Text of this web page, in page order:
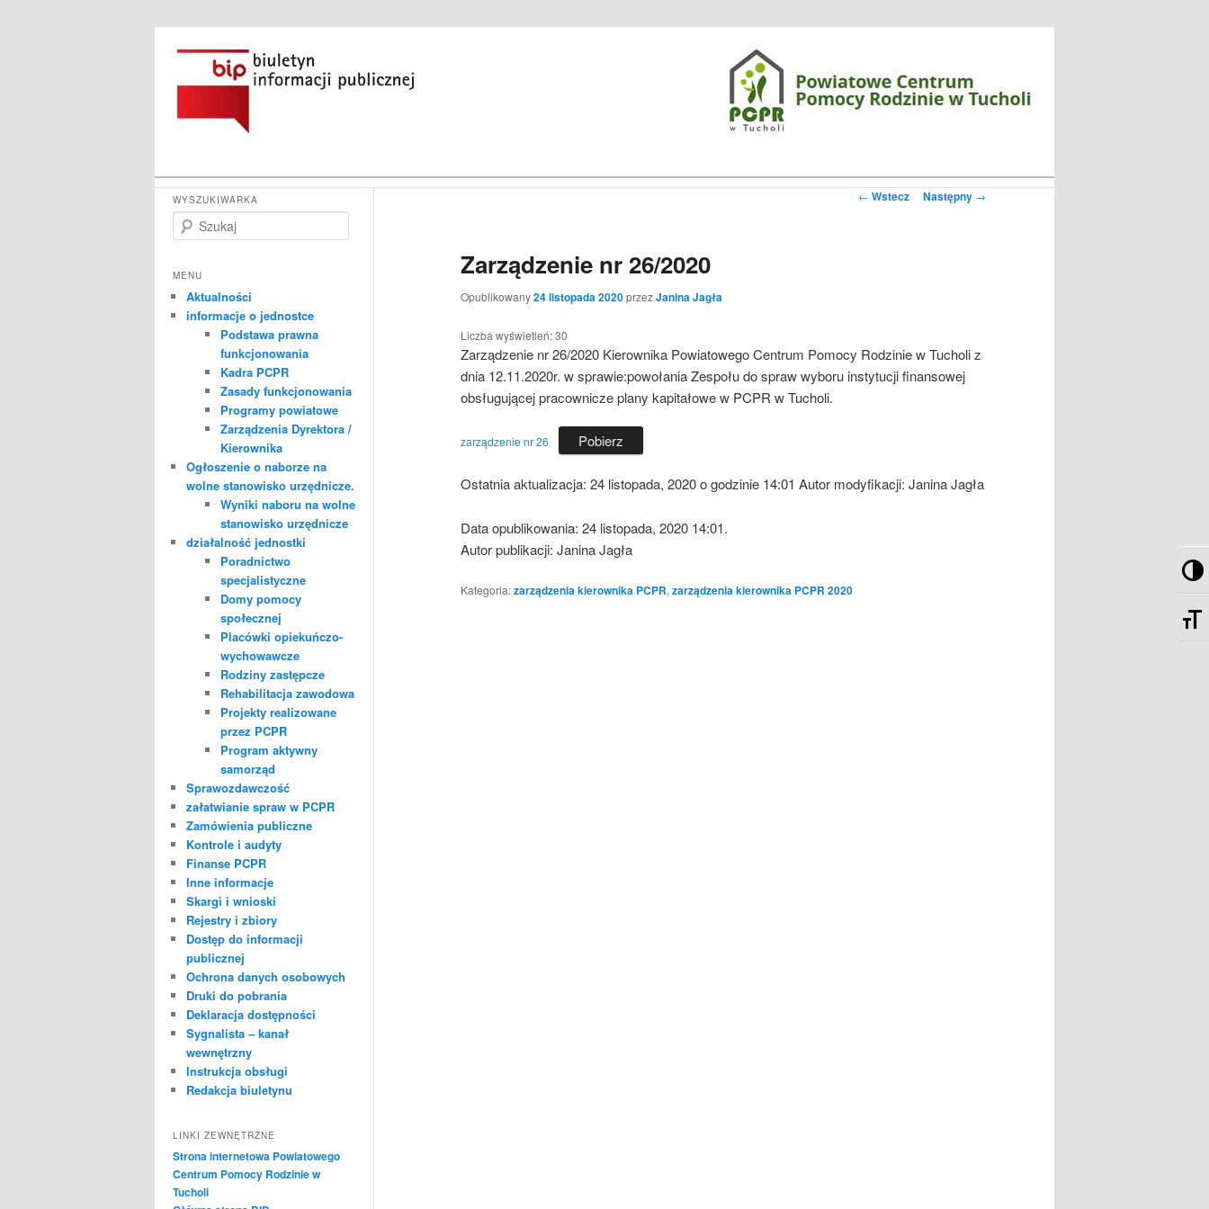
Biuletyn Informacji Publicznej
Powiatowe Centrum Pomocy Rodzinie w Tucholi
Główne
menu
Zobacz
← Wstecz Następny →
Zarządzenie nr 26/2020
Opublikowany24 listopada 2020przezJanina Jagła
Liczba wyświetleń:30
Zarządzenie nr 26/2020 Kierownika Powiatowego Centrum Pomocy Rodzinie w Tucholi z
dnia 12.11.2020r. w sprawie:powołania Zespołu do spraw wyboru instytucji finansowej
obsługującej pracownicze plany kapitałowe w PCPR w Tucholi.
zarządzenie nr 26 Pobierz
Ostatnia aktualizacja: 24 listopada, 2020 o godzinie 14:01 Autor modyfikacji: Janina Jagła
Data opublikowania: 24 listopada, 2020 14:01.
Autor publikacji: Janina Jagła
Kategoria:zarządzenia kierownika PCPR, zarządzenia kierownika PCPR 2020
WYSZUKIWARKA
z
k
MENU
Aktualności
informacje o jednostce
Podstawa prawna
funkcjonowania
Kadra PCPR
Zasady funkcjonowania
Programy powiatowe
Zarządzenia Dyrektora /
Kierownika
Ogłoszenie o naborze na
wolne stanowisko urzędnicze.
Wyniki naboru na wolne
stanowisko urzędnicze
działalność jednostki
Poradnictwo
specjalistyczne
Domy pomocy
społecznej
Placówki opiekuńczo-
wychowawcze
Rodziny zastępcze
Rehabilitacja zawodowa
Projekty realizowane
przez PCPR
Program aktywny
samorząd
Sprawozdawczość
załatwianie spraw w PCPR
Zamówienia publiczne
Kontrole i audyty
Finanse PCPR
Inne informacje
Skargi i wnioski
Rejestry i zbiory
Dostęp do informacji
publicznej
Ochrona danych osobowych
Druki do pobrania
Deklaracja dostępności
Sygnalista – kanał
wewnętrzny
Instrukcja obsługi
Redakcja biuletynu
LINKI ZEWNĘTRZNE
Strona internetowa Powiatowego
Centrum Pomocy Rodzinie w
Tucholi